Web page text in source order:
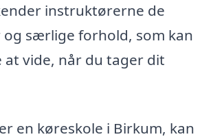
instruktørerne de
og særlige forhold, som kan
vide, når du tager dit
en køreskole i Birkum, kan